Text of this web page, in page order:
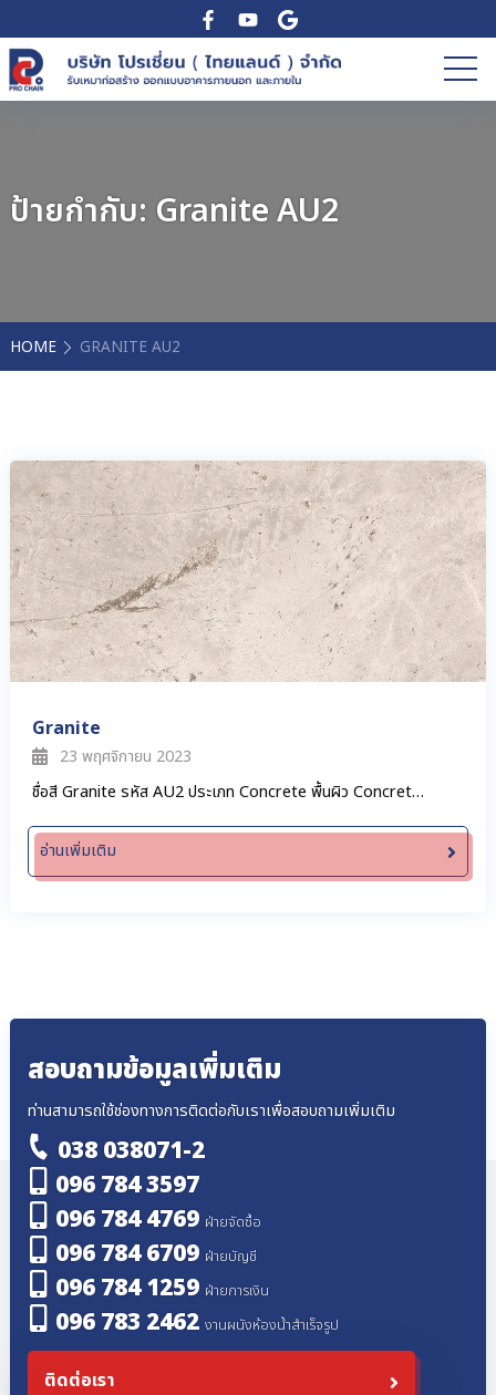
ป้ายกำกับ: Granite AU2
HOME GRANITE AU2
Granite
23 พฤศจิกายน 2023
ชื่อสี Granite รหัส AU2 ประเภท Concrete พื้นผิว Concret…
อ่านเพิ่มเติม
สอบถามข้อมูลเพิ่มเติม
ท่านสามารถใช้ช่องทางการติดต่อกับเราเพื่อสอบถามเพิ่มเติม
038 038071-2
096 784 3597
096 784 4769 ฝ่ายจัดซื้อ
096 784 6709 ฝ่ายบัญชี
096 784 1259 ฝ่ายการเงิน
096 783 2462 งานผนังห้องน้ำสำเร็จรูป
ติดต่อเรา